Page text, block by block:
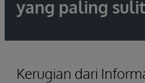
yang paling
Kerugian dari